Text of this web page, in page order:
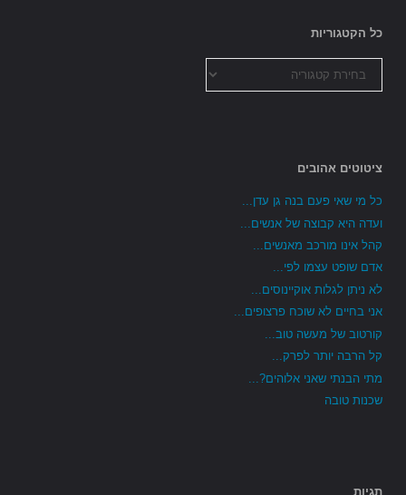
כל הקטגוריות
הקטגוריות
ציטוטים אהובים
כל מי שאי פעם בנה גן עדן...
ועדה היא קבוצה של אנשים...
קהל אינו מורכב מאנשים...
אדם שופט עצמו לפי...
לא ניתן לגלות אוקיינוסים...
אני בחיים לא שוכח פרצופים...
קורטוב של מעשה טוב...
קל הרבה יותר לפרק...
מתי הבנתי שאני אלוהים?...
שכנות טובה
תגיות